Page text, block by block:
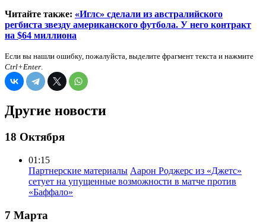
Читайте также: «Иглс» сделали из австралийского
регбиста звезду американского футбола. У него контракт
на $64 миллиона
Если вы нашли ошибку, пожалуйста, выделите фрагмент текста и нажмите
Ctrl+Enter.
Другие новости
18 Октября
01:15
Партнерские материалы Аарон Роджерс из «Джетс»
сетует на упущенные возможности в матче против
«Баффало»
7 Марта